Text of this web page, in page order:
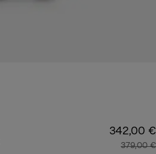
342,00 €
379,00 €